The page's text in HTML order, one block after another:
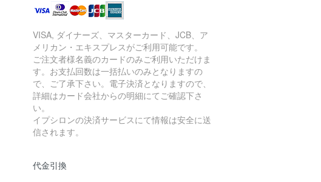
VISA, ダイナーズ、マスターカード、JCB、ア
メリカン・エキスプレスがご利用可能です。
ご注文者様名義のカードのみご利用いただけま
す。お支払回数は一括払いのみとなりますの
で、ご了承下さい。電子決済となりますので、
詳細はカード会社からの明細にてご確認下さ
い。
イプシロンの決済サービスにて情報は安全に送
信されます。
代金引換